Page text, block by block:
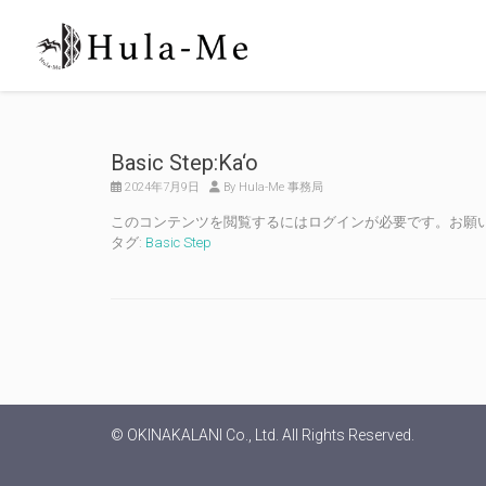
Basic Step:Ka‘o
2024年7月9日 By Hula-Me 事務局
このコンテンツを閲覧するにはログインが必要です。お願
タグ: Basic Step
© OKINAKALANI Co., Ltd. All Rights Reserved.